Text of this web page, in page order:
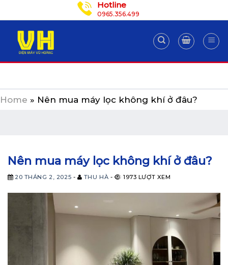
to
content
Hotline
0965.356.499
Home » Nên mua máy lọc không khí ở đâu?
Nên mua máy lọc không khí ở đâu?
20 THÁNG 2, 2025 - THU HÀ - 1973 LƯỢT XEM